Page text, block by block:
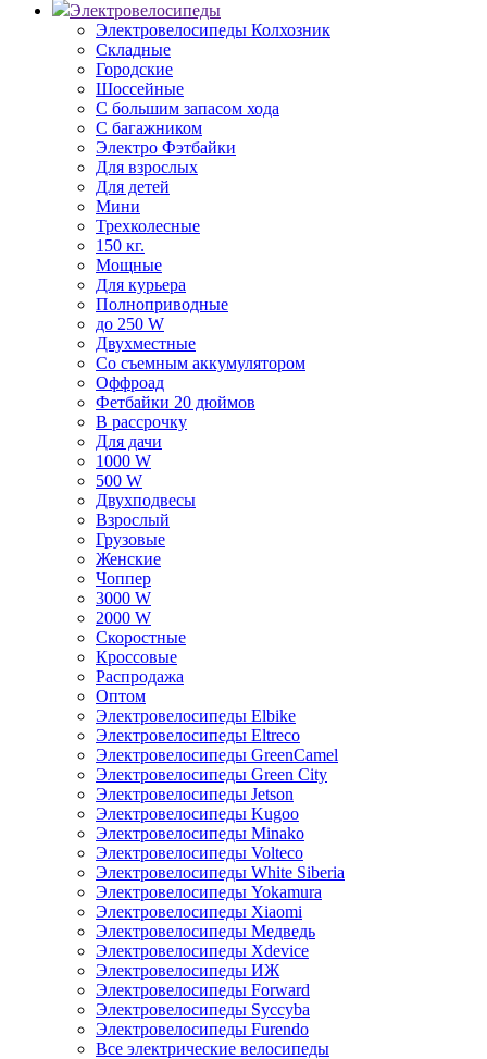
Электровелосипеды
Электровелосипеды Колхозник
Складные
Городские
Шоссейные
С большим запасом хода
С багажником
Электро Фэтбайки
Для взрослых
Для детей
Мини
Трехколесные
150 кг.
Мощные
Для курьера
Полноприводные
до 250 W
Двухместные
Со съемным аккумулятором
Оффроад
Фетбайки 20 дюймов
В рассрочку
Для дачи
1000 W
500 W
Двухподвесы
Взрослый
Грузовые
Женские
Чоппер
3000 W
2000 W
Скоростные
Кроссовые
Распродажа
Оптом
Электровелосипеды Elbike
Электровелосипеды Eltreco
Электровелосипеды GreenCamel
Электровелосипеды Green City
Электровелосипеды Jetson
Электровелосипеды Kugoo
Электровелосипеды Minako
Электровелосипеды Volteco
Электровелосипеды White Siberia
Электровелосипеды Yokamura
Электровелосипеды Xiaomi
Электровелосипеды Медведь
Электровелосипеды Xdevice
Электровелосипеды ИЖ
Электровелосипеды Forward
Электровелосипеды Syccyba
Электровелосипеды Furendo
Все электрические велосипеды